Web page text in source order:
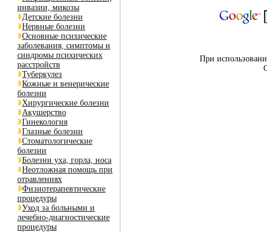
инвазии, микозы
Детские болезни
Нервные болезни
Основные психические
заболевания, симптомы и
синдромы психических
расстройств
Туберкулез
Кожные и венерические
болезни
Хирургические болезни
Акушерство
Гинекология
Глазные болезни
Стоматологические
болезни
Болезни уха, горла, носа
Неотложная помощь при
отравлениях
Физиотерапевтические
процедуры
Уход за больными и
лечебно-диагностические
процедуры
При